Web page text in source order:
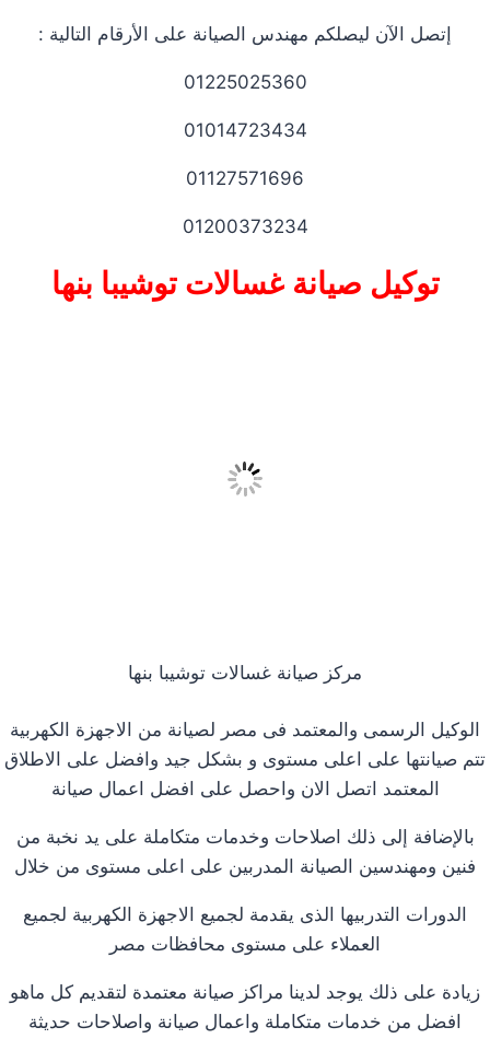
إتصل الآن ليصلكم مهندس الصيانة على الأرقام التالية :
01225025360
01014723434
01127571696
01200373234
توكيل صيانة غسالات توشيبا بنها
مركز صيانة غسالات توشيبا بنها
الوكيل الرسمى والمعتمد فى مصر لصيانة من الاجهزة الكهربية
تتم صيانتها على اعلى مستوى و بشكل جيد وافضل على الاطلاق
المعتمد اتصل الان واحصل على افضل اعمال صيانة
بالإضافة إلى ذلك اصلاحات وخدمات متكاملة على يد نخبة من
فنين ومهندسين الصيانة المدربين على اعلى مستوى من خلال
الدورات التدربيها الذى يقدمة لجميع الاجهزة الكهربية لجميع
العملاء على مستوى محافظات مصر
زيادة على ذلك يوجد لدينا مراكز صيانة معتمدة لتقديم كل ماهو
افضل من خدمات متكاملة واعمال صيانة واصلاحات حديثة